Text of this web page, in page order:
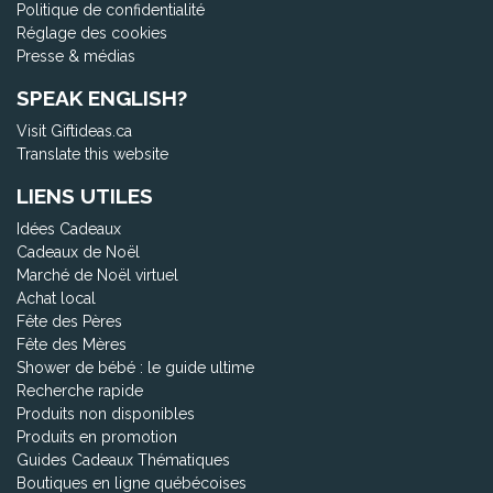
Politique de confidentialité
Réglage des cookies
Presse & médias
SPEAK ENGLISH?
Visit Giftideas.ca
Translate this website
LIENS UTILES
Idées Cadeaux
Cadeaux de Noël
Marché de Noël virtuel
Achat local
Fête des Pères
Fête des Mères
Shower de bébé : le guide ultime
Recherche rapide
Produits non disponibles
Produits en promotion
Guides Cadeaux Thématiques
Boutiques en ligne québécoises